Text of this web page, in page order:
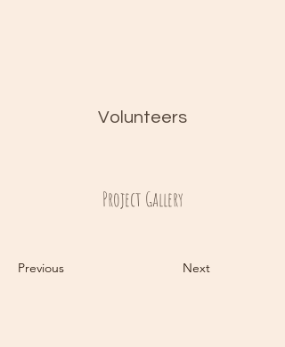
Volunteers
Project Gallery
Previous Next